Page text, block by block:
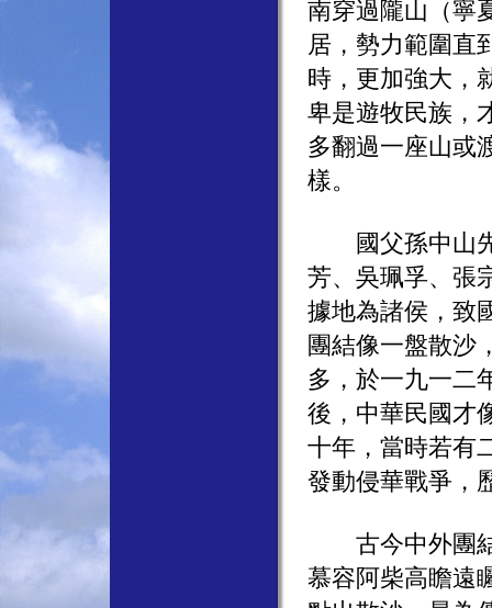
南穿過隴山（寧
居，勢力範圍直
時，更加強大，
卑是遊牧民族，
多翻過一座山或
樣。
國父孫中山先
芳、吳珮孚、張
據地為諸侯，致
團結像一盤散沙
多，於一九一二
後，中華民國才
十年，當時若有
發動侵華戰爭，
古今中外團結
慕容阿柴高瞻遠